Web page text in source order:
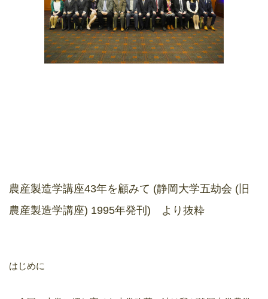
農産製造学講座43年を顧みて (静岡大学五劫会 (旧
農産製造学講座) 1995年発刊) より抜粋
はじめに